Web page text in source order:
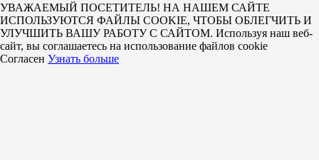
УВАЖАЕМЫЙ ПОСЕТИТЕЛЬ! НА НАШЕМ САЙТЕ
ИСПОЛЬЗУЮТСЯ ФАЙЛЫ COOKIE, ЧТОБЫ ОБЛЕГЧИТЬ И
УЛУЧШИТЬ ВАШУ РАБОТУ С САЙТОМ. Используя наш веб-
сайт, вы соглашаетесь на использование файлов cookie
Согласен Узнать больше